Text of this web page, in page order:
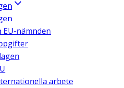
nämnden
arbete